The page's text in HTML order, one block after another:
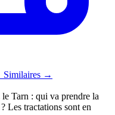
Similaires →